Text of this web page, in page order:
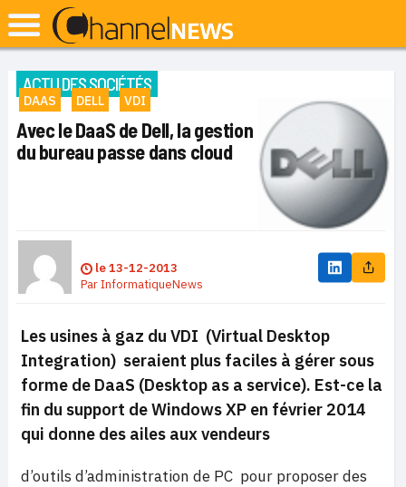
ACTU DES SOCIÉTÉS
DAAS DELL VDI
Avec le DaaS de Dell, la gestion
du bureau passe dans cloud
le13-12-2013
ParInformatiqueNews
Les usines à gaz du VDI (Virtual Desktop
Integration) seraient plus faciles à gérer sous
forme de DaaS (Desktop as a service). Est-ce la
fin du support de Windows XP en février 2014
qui donne des ailes aux vendeurs
d’outils d’administration de PC pour proposer des